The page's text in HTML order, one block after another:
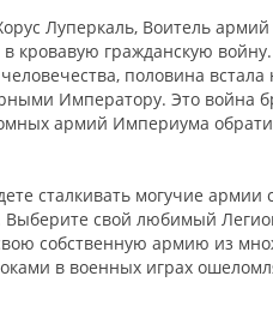
Луперкаль, Воитель
кровавую гражданскую
половина встала
Императору. Это война
армий Империума
сталкивать могучие армии
Выберите свой любимый
собственную армию из
в военных играх